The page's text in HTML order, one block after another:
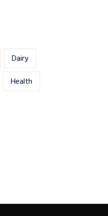
Dairy
Health